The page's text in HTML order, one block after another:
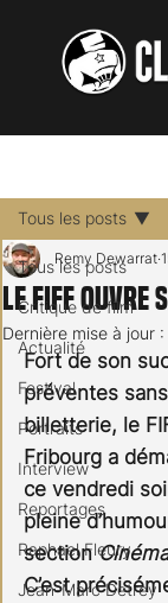
Tous les posts
Critique de film
Actualité
Festival
Portraits
Interview
Reportages
Raphael Fleury
Jean-Marc Detrey
Tous les posts
Le FIFF
Remy Dewarrat
Dernière mise à jour :
Fort de son
préventes
billetterie, le
Fribourg a
ce vendredi
pleine
section
C’est